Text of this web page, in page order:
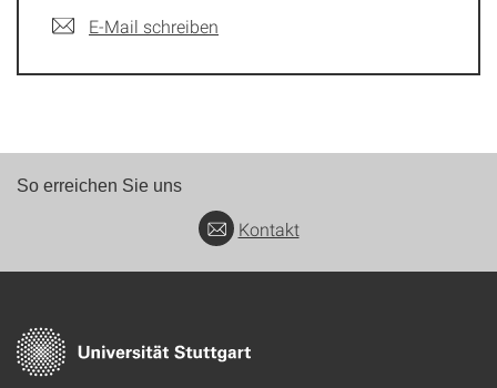
E-Mail schreiben
So erreichen Sie uns
Kontakt